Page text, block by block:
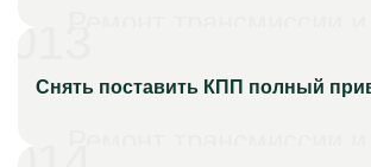
Снять поставить КПП полный